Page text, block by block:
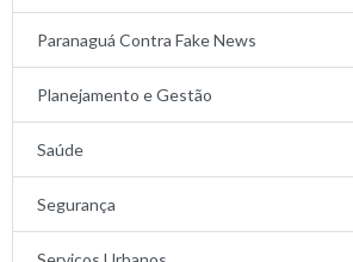
Paranaguá Contra Fake News
Planejamento e Gestão
Saúde
Segurança